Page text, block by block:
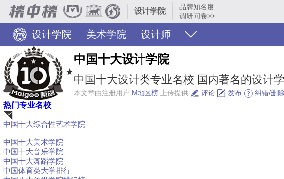
设计学院
品牌知名度
调研问卷>>
设计学院 美术学院 设计师
★
中国十大设计学院
中国十大设计类专业名校 国内著名的设计
本文章由注册用户 M地区榜 上传提供 评论 发布 纠错/删除
热门专业名校
中国十大综合性艺术学院
中国十大美术学院
中国十大音乐学院
中国十大舞蹈学院
中国体育类大学排行